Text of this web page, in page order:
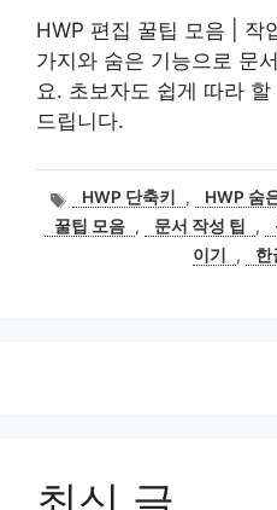
HWP 편집 꿀팁 모음 | 작
가지와 숨은 기능으로 문
요. 초보자도 쉽게 따라
드립니다.
태
그
HWP 단축키 , HWP 숨
꿀팁 모음 , 문서 작성 팁 ,
이기
, 한